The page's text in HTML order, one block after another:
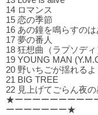
14 ロマンス
15 恋の季節
16 あの鐘を鳴らすのは
17 夢の番⼈
18 狂想曲（ラプソディ
19 YOUNG MAN
20 野いちごが揺れるよ
21 BIG TREE
22 ⾒上げてごらん夜の
★ーーーーーーーーー
ーーーーーーー★